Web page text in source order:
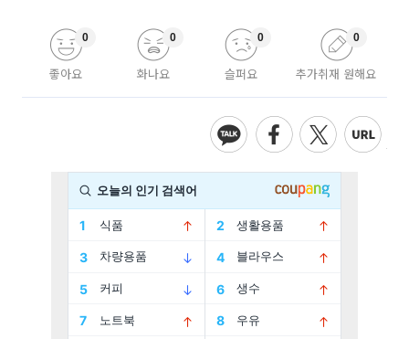
좋아요
0
화나요
0
슬퍼요
0
추가취재 원해요
0